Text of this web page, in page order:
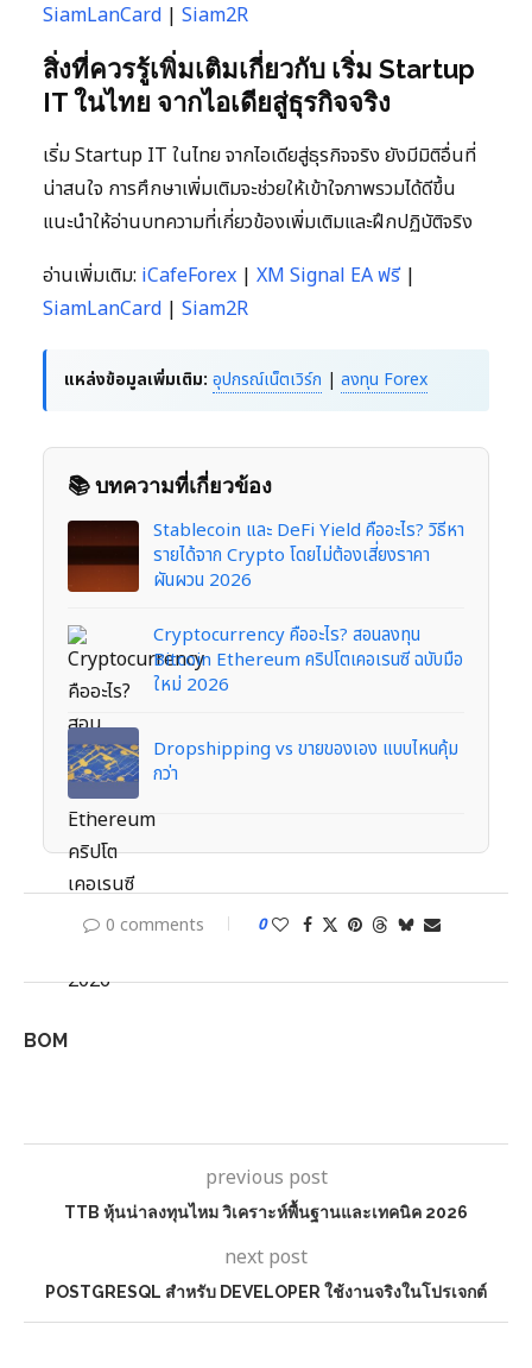
SiamLanCard | Siam2R
สิ่งที่ควรรู้เพิ่มเติมเกี่ยวกับ เริ่ม Startup
IT ในไทย จากไอเดียสู่ธุรกิจจริง
เริ่ม Startup IT ในไทย จากไอเดียสู่ธุรกิจจริง ยังมีมิติอื่นที่
น่าสนใจ การศึกษาเพิ่มเติมจะช่วยให้เข้าใจภาพรวมได้ดีขึ้น
แนะนำให้อ่านบทความที่เกี่ยวข้องเพิ่มเติมและฝึกปฏิบัติจริง
อ่านเพิ่มเติม: iCafeForex | XM Signal EA ฟรี|
SiamLanCard | Siam2R
แหล่งข้อมูลเพิ่มเติม: อุปกรณ์เน็ตเวิร์ก | ลงทุน Forex
📚 บทความที่เกี่ยวข้อง
Stablecoin และ DeFi Yield คืออะไร? วิธีหา
รายได้จาก Crypto โดยไม่ต้องเสี่ยงราคา
ผันผวน 2026
Cryptocurrency คืออะไร? สอนลงทุน
Bitcoin Ethereum คริปโตเคอเรนซี ฉบับมือ
ใหม่ 2026
Dropshipping vs ขายของเอง แบบไหนคุ้ม
กว่า
0 comments 0
BOM
previous post
TTB หุ้นน่าลงทุนไหม วิเคราะห์พื้นฐานและเทคนิค 2026
next post
POSTGRESQL สำหรับ DEVELOPER ใช้งานจริงในโปรเจกต์